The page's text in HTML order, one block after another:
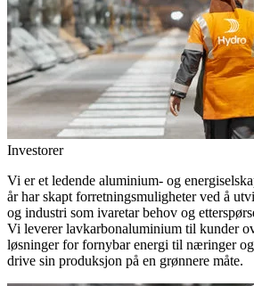
Investorer
Vi er et ledende aluminium- og
år har skapt forretningsmuligheter ved å
og industri som ivaretar behov og
Vi leverer lavkarbonaluminium til kunder
løsninger for fornybar energi til næringer
drive sin produksjon på en grønnere måte.